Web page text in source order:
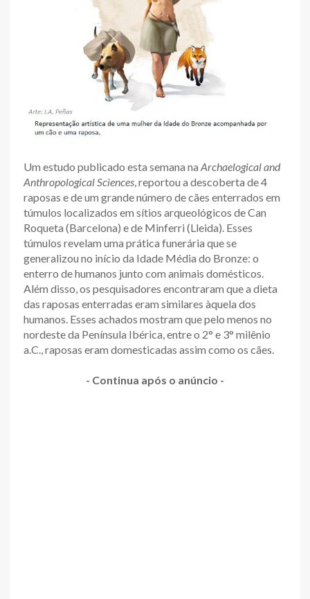
Um estudo publicado esta semana na Archaelogical and
Anthropological Sciences, reportou a descoberta de 4
raposas e de um grande número de cães enterrados em
túmulos localizados em sítios arqueológicos de Can
Roqueta (Barcelona) e de Minferri (Lleida). Esses
túmulos revelam uma prática funerária que se
generalizou no início da Idade Média do Bronze: o
enterro de humanos junto com animais domésticos.
Além disso, os pesquisadores encontraram que a dieta
das raposas enterradas eram similares àquela dos
humanos. Esses achados mostram que pelo menos no
nordeste da Península Ibérica, entre o 2° e 3° milênio
a.C., raposas eram domesticadas assim como os cães.
- Continua após o anúncio -